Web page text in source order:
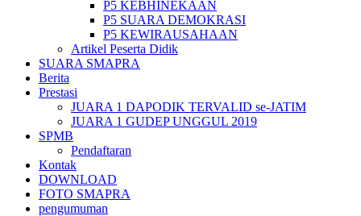
P5 KEBHINEKAAN
P5 SUARA DEMOKRASI
P5 KEWIRAUSAHAAN
Artikel Peserta Didik
SUARA SMAPRA
Berita
Prestasi
JUARA 1 DAPODIK TERVALID se-JATIM
JUARA 1 GUDEP UNGGUL 2019
SPMB
Pendaftaran
Kontak
DOWNLOAD
FOTO SMAPRA
pengumuman